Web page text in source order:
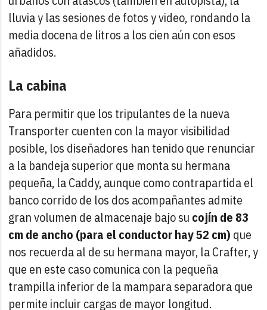
lluvia y las sesiones de fotos y video, rondando la
media docena de litros a los cien aún con esos
añadidos.
La cabina
Para permitir que los tripulantes de la nueva
Transporter cuenten con la mayor visibilidad
posible, los diseñadores han tenido que renunciar
a la bandeja superior que monta su hermana
pequeña, la Caddy, aunque como contrapartida el
banco corrido de los dos acompañantes admite
gran volumen de almacenaje bajo su cojín de 83
cm de ancho (para el conductor hay 52 cm) que
nos recuerda al de su hermana mayor, la Crafter, y
que en este caso comunica con la pequeña
trampilla inferior de la mampara separadora que
permite incluir cargas de mayor longitud.